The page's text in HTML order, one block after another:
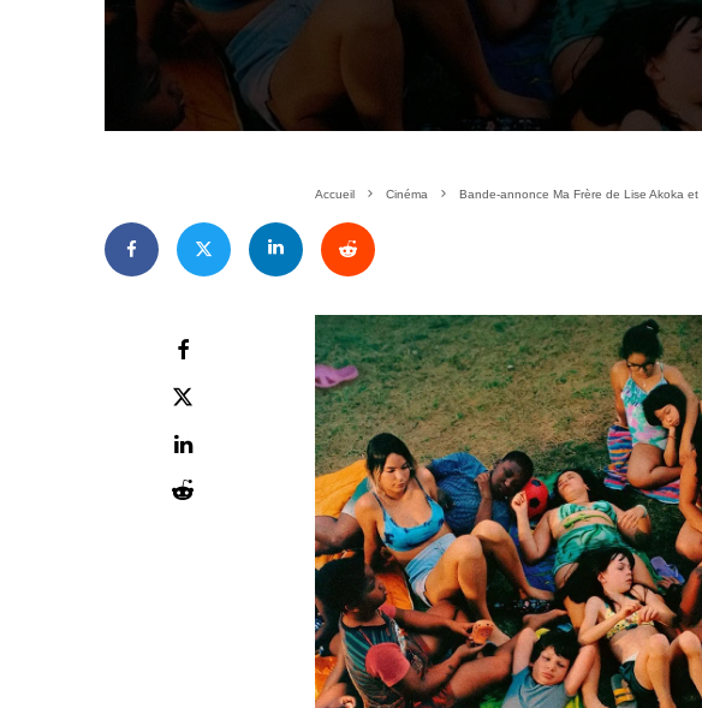
Accueil Cinéma Bande-annonce Ma Frère de Lise Akoka